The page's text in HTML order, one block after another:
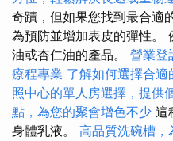
奇蹟，但如果您找到最合適
為預防並增加表皮的彈性。
油或杏仁油的產品。 營業登
療程專業 了解如何選擇合
照中心的單人房選擇，提供
點，為您的聚會增色不少 這
身體乳液。 高品質洗碗槽，